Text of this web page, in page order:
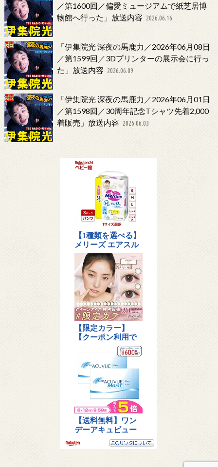
／第1600回／偏愛ミュージアムで紙芝居博
物館へ行った」放送内容 2026.06.16
「伊集院光 深夜の馬鹿力／2026年06月08日
／第1599回／3Dプリンターの展示会に行っ
た」放送内容 2026.06.09
「伊集院光 深夜の馬鹿力／2026年06月01日
／第1598回／30周年記念Tシャツ先着2,000
着販売」放送内容 2026.06.03